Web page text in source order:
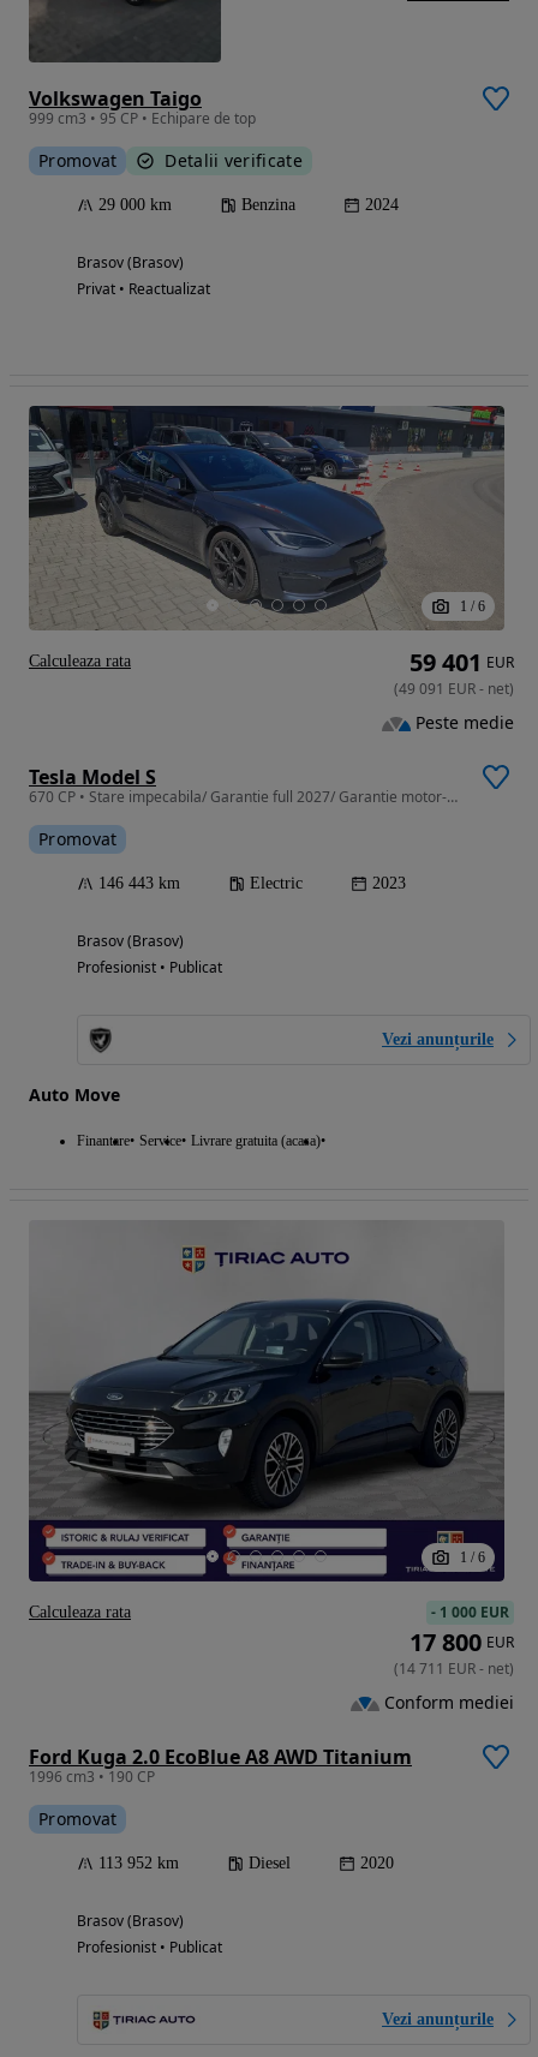
Volkswagen Taigo
999 cm3 • 95 CP • Echipare de top
Promovat Detalii verificate
29 000 km Benzina 2024
Brasov (Brasov)
Privat • Reactualizat
1 / 6
Tesla Model S
670 CP • Stare impecabila/ Garantie full 2027/ Garantie motor-baterie 2031
Promovat
146 443 km Electric 2023
Brasov (Brasov)
Profesionist • Publicat
Vezi anunțurile
Auto Move
Finantare Service Livrare gratuita (acasa)
59 401 EUR
(49 091 EUR- net)
Peste medie
Calculeaza rata
1 / 6
Ford Kuga 2.0 EcoBlue A8 AWD Titanium
1996 cm3 • 190 CP
Promovat
113 952 km Diesel 2020
Brasov (Brasov)
Profesionist • Publicat
Vezi anunțurile
- 1 000 EUR
17 800 EUR
(14 711 EUR- net)
Conform mediei
Calculeaza rata